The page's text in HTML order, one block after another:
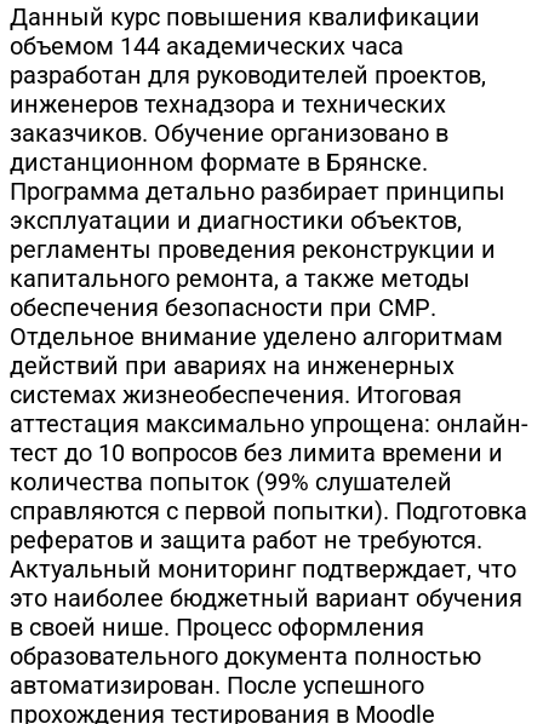
Данный курс повышения квалификации
объемом 144 академических часа
разработан для руководителей проектов,
инженеров технадзора и технических
заказчиков. Обучение организовано в
дистанционном формате в Брянске.
Программа детально разбирает принципы
эксплуатации и диагностики объектов,
регламенты проведения реконструкции и
капитального ремонта, а также методы
обеспечения безопасности при СМР.
Отдельное внимание уделено алгоритмам
действий при авариях на инженерных
системах жизнеобеспечения. Итоговая
аттестация максимально упрощена: онлайн-
тест до 10 вопросов без лимита времени и
количества попыток (99% слушателей
справляются с первой попытки). Подготовка
рефератов и защита работ не требуются.
Актуальный мониторинг подтверждает, что
это наиболее бюджетный вариант обучения
в своей нише. Процесс оформления
образовательного документа полностью
автоматизирован. После успешного
прохождения тестирования в Moodle